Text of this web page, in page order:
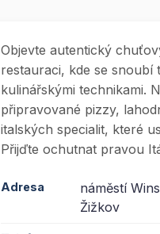
Objevte autentický
restauraci, kde se snoubí
kulinářskými technikami.
připravované pizzy,
italských specialit, které
Přijďte ochutnat pravou
Adresa
náměstí
Žižkov